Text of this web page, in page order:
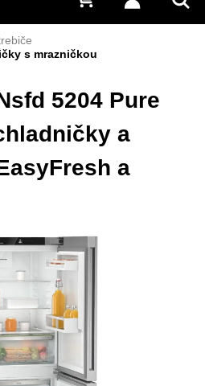
Prihlásiť
0 €
s mrazničkou
5204 Pure
a
a